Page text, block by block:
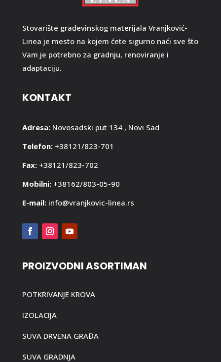
Stovarište građevinskog materijala Vranjković-
Linea je mesto na kojem ćete sigurno naći sve što
Vam je potrebno za gradnju, renoviranje i
adaptaciju.
KONTAKT
Adresa: Novosadski put 134 , Novi Sad
Telefon: +38121/823-701
Fax: +38121/823-702
Mobilni: +38162/803-05-90
E-mail: info@vranjkovic-linea.rs
PROIZVODNI ASORTIMAN
POTKRIVANJE KROVA
IZOLACIJA
SUVA DRVENA GRAĐA
SUVA GRADNJA